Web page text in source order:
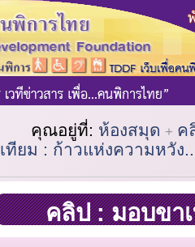
คุณอยู่ที่: ห้องสมุด ค
เทียม : ก้าวแห่งความหวัง
คลิป : มอบขา